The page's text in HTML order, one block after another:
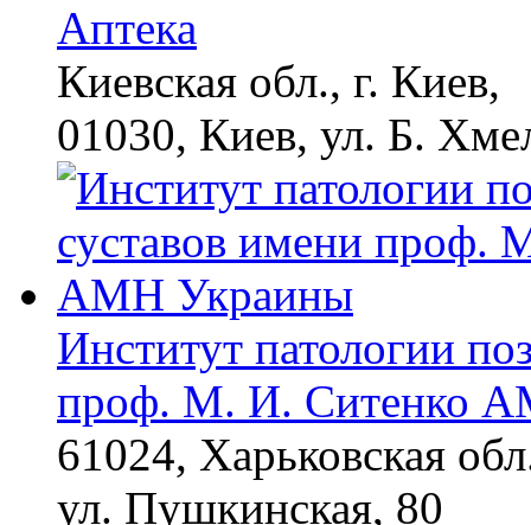
Аптека
Киевская обл., г. Киев,
01030, Киев, ул. Б.
Институт патологии
проф. М. И. Ситенко
61024, Харьковская
ул. Пушкинская, 80